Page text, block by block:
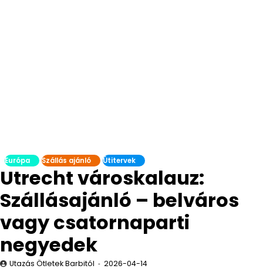
Európa Szállás ajánló Útitervek
Utrecht városkalauz:
Szállásajánló – belváros
vagy csatornaparti
negyedek
Utazás Ötletek Barbitól 2026-04-14